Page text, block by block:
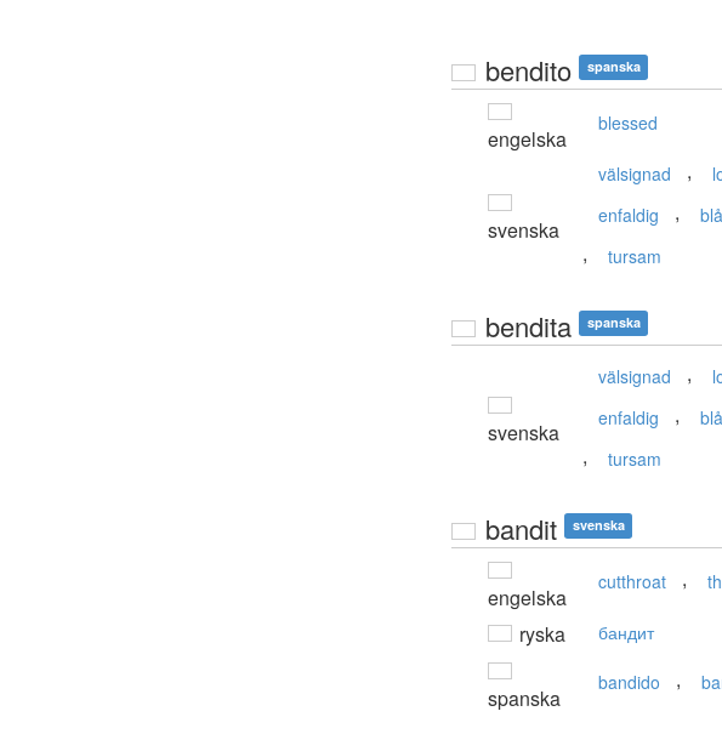
bendito spanska
engelska
blessed
svenska
välsignad ,
enfaldig ,
, tursam
bendita spanska
svenska
välsignad ,
enfaldig ,
, tursam
bandit svenska
engelska
cutthroat ,
ryska бандит
spanska
bandido ,